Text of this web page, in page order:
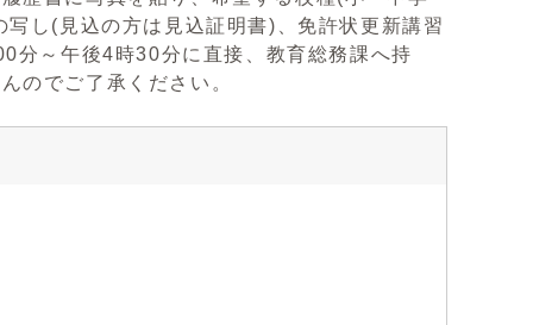
し(見込の方は見込証明書)、免許状更新講習
分～午後4時30分に直接、教育総務課へ持
のでご了承ください。